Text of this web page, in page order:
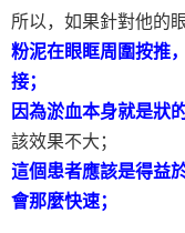
所以，如果針對他的
粉泥在眼眶周圍按推
接；
因為淤血本身就是狀
該效果不大；
這個患者應該是得益
會那麼快速；